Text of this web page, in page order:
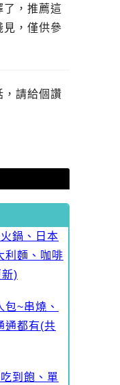
了，推薦這
見，僅供參
，請給個讚
鍋、日本
利麵、咖啡
)
包~串燒、
通都有(共
到飽、單